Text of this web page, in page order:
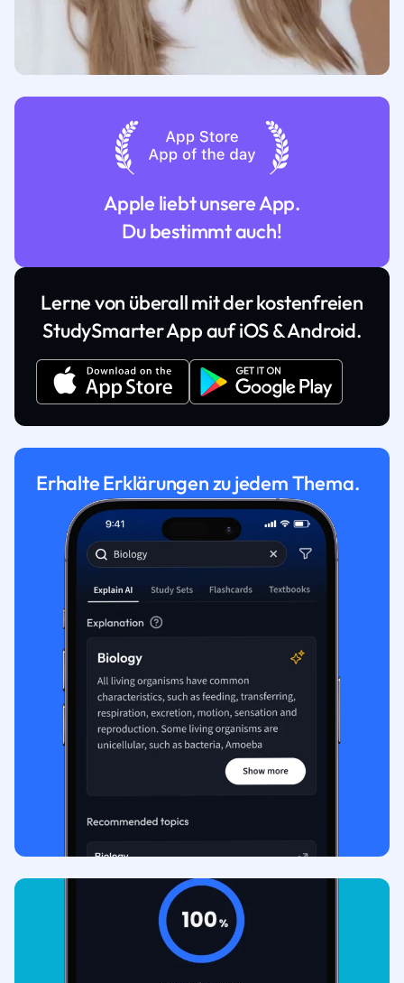
Apple liebt unsere App.
Du bestimmt auch!
Lerne von überall mit der kostenfreien
StudySmarter App auf iOS & Android.
Erhalte Erklärungen zu jedem Thema.